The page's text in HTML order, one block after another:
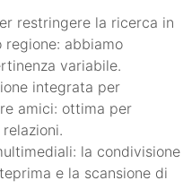
restringere la ricerca in
regione: abbiamo
variabile.
integrata per
amici: ottima per
la condivisione
e la scansione di